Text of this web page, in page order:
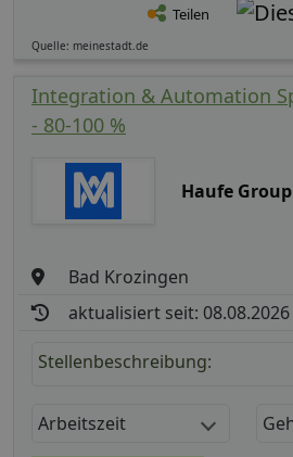
Teilen
Quelle: meinestadt.de
Integration & Automation
- 80-100 %
Haufe Group
Bad Krozingen
aktualisiert seit: 08.08.2026
Stellenbeschreibung:
Arbeitszeit